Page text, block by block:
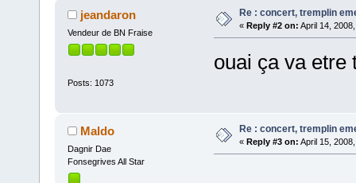
jeandaron
Vendeur de BN Fraise
Posts: 1073
Re : concert, tremplin
« Reply #2 on: April 14,
ouai ça va etre
Maldo
Dagnir Dae
Fonsegrives All Star
Re : concert, tremplin
« Reply #3 on: April 15,